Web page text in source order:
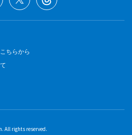
ちらから
All rights reserved.